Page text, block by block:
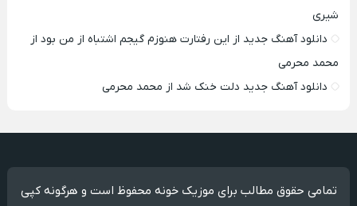
شیری
دانلود آهنگ جدید از این رفتارت هنوزم گیجم اشتباه از من بود از
محمد محرمی
دانلود آهنگ جدید دلت خنک شد از محمد محرمی
تمامی حقوق مطالب برای موزیک خونه محفوظ است و هرگونه کپی